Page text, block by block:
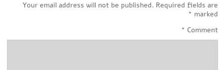
Your email address will not be published. Required fields are
marked
*
Comment
*